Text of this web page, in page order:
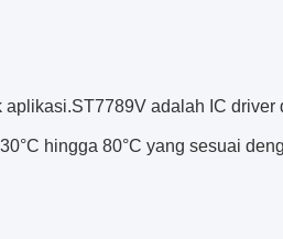
adalah IC driver
hingga 80°C yang sesuai